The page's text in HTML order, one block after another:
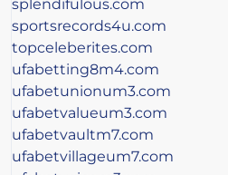
splendifulous.com
sportsrecords4u.com
topceleberites.com
ufabetting8m4.com
ufabetunionum3.com
ufabetvalueum3.com
ufabetvaultm7.com
ufabetvillageum7.com